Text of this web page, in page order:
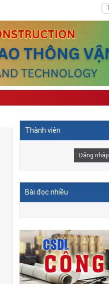
Thành viên
Đăng nhập
Bài đọc nhiều